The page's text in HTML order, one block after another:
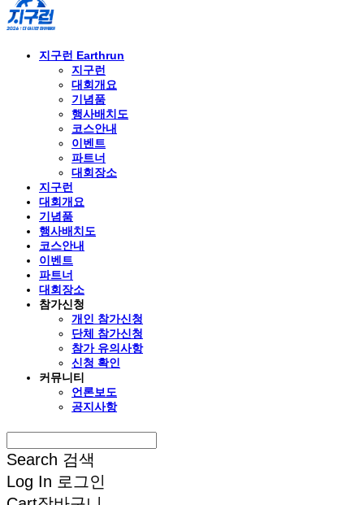
지구런 Earthrun
지구런
대회개요
기념품
행사배치도
코스안내
이벤트
파트너
대회장소
지구런
대회개요
기념품
행사배치도
코스안내
이벤트
파트너
대회장소
참가신청
개인 참가신청
단체 참가신청
참가 유의사항
신청 확인
커뮤니티
언론보도
공지사항
Search 검색
Log In 로그인